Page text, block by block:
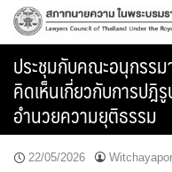
Skip
ประชุมกับคณะอนุกรร
คิดเห็นเกี่ยวกับการปฎิ
อำนวยความยุติธรรม
22/05/2026